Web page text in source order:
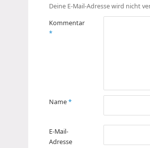
Deine E-Mail-Adresse wird nicht
Kommentar
*
Name*
E-Mail-
Adresse